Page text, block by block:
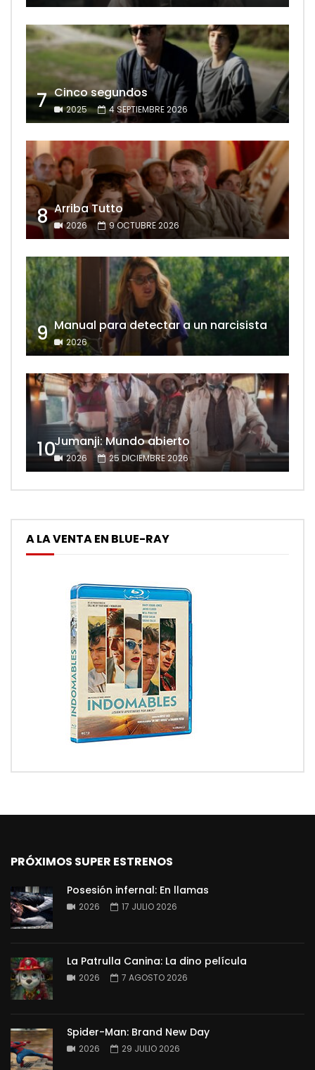
7 Cinco segundos
2025 4 SEPTIEMBRE 2026
8 Arriba Tutto
2026 9 OCTUBRE 2026
9 Manual para detectar a un narcisista
2026
10Jumanji: Mundo abierto
2026 25 DICIEMBRE 2026
A LA VENTA EN BLUE-RAY
PRÓXIMOS SUPER ESTRENOS
Posesión infernal: En llamas
2026 17 JULIO 2026
La Patrulla Canina: La dino película
2026 7 AGOSTO 2026
Spider-Man: Brand New Day
2026 29 JULIO 2026